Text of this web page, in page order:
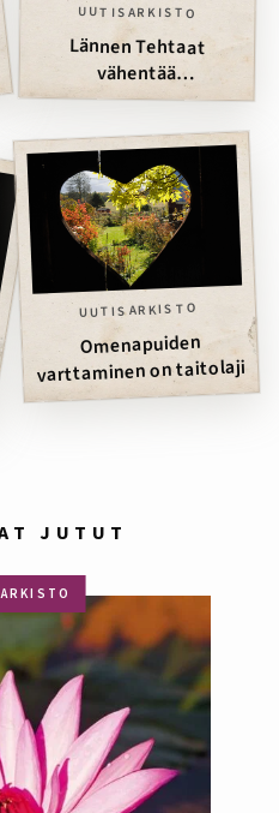
UUTISARKISTO
Lännen Tehtaat
vähentää
luomuvihanneksia
UUTISARKISTO
Omenapuiden
varttaminen on taitolaji
JUTUT